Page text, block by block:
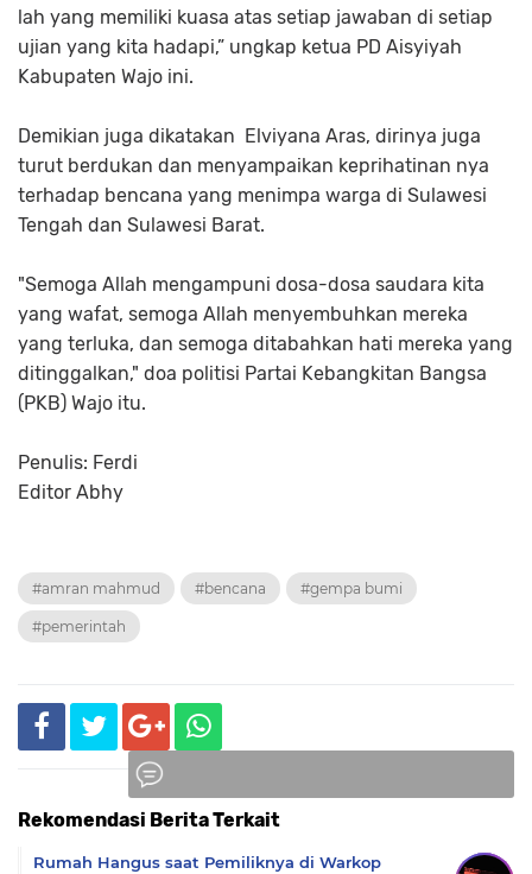
lah yang memiliki kuasa atas setiap jawaban di setiap
ujian yang kita hadapi,” ungkap ketua PD Aisyiyah
Kabupaten Wajo ini.
Demikian juga dikatakan Elviyana Aras, dirinya juga
turut berdukan dan menyampaikan keprihatinan nya
terhadap bencana yang menimpa warga di Sulawesi
Tengah dan Sulawesi Barat.
"Semoga Allah mengampuni dosa-dosa saudara kita
yang wafat, semoga Allah menyembuhkan mereka
yang terluka, dan semoga ditabahkan hati mereka yang
ditinggalkan," doa politisi Partai Kebangkitan Bangsa
(PKB) Wajo itu.
Penulis: Ferdi
Editor Abhy
#amran mahmud #bencana #gempa bumi
#pemerintah
Rekomendasi Berita Terkait
Rumah Hangus saat Pemiliknya di Warkop